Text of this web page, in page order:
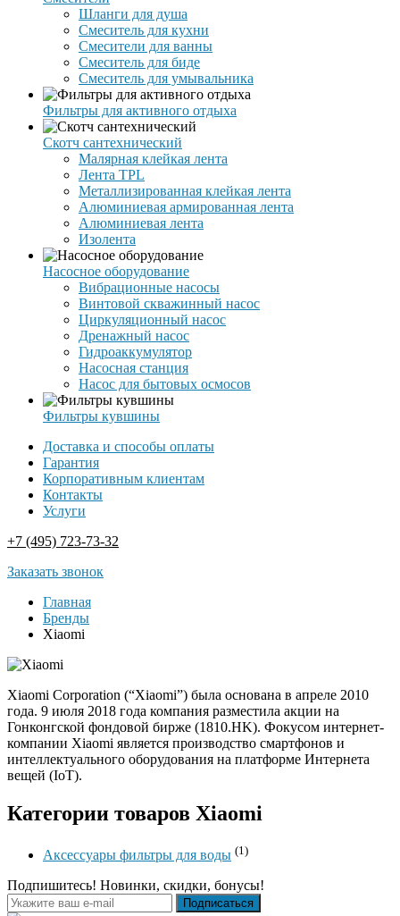
Шланги для душа
Смеситель для кухни
Смесители для ванны
Смеситель для биде
Смеситель для умывальника
Фильтры для активного отдыха
Скотч сантехнический
Малярная клейкая лента
Лента TPL
Металлизированная клейкая лента
Алюминиевая армированная лента
Алюминиевая лента
Изолента
Насосное оборудование
Вибрационные насосы
Винтовой скважинный насос
Циркуляционный насос
Дренажный насос
Гидроаккумулятор
Насосная станция
Насос для бытовых осмосов
Фильтры кувшины
Доставка и способы оплаты
Гарантия
Корпоративным клиентам
Контакты
Услуги
+7 (495) 723-73-32
Заказать звонок
Главная
Бренды
Xiaomi
Xiaomi Corporation (“Xiaomi”) была основана в апреле 2010
года. 9 июля 2018 года компания разместила акции на
Гонконгской фондовой бирже (1810.HK). Фокусом интернет-
компании Xiaomi является производство смартфонов и
интеллектуального оборудования на платформе Интернета
вещей (IoT).
Категории товаров Xiaomi
Аксессуары фильтры для воды (1)
Подпишитесь! Новинки, скидки, бонусы!